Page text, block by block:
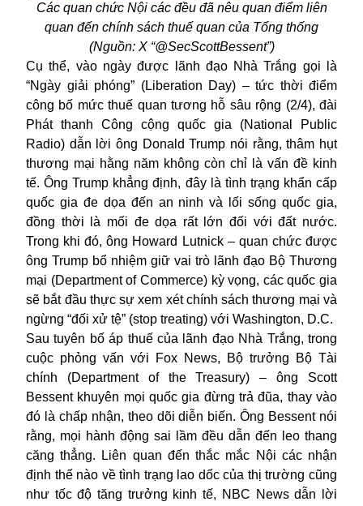
Các quan chức Nội các đều đã nêu quan điểm liên
quan đến chính sách thuế quan của Tổng thống
(Nguồn: X “@SecScottBessent”)
Cụ thể, vào ngày được lãnh đạo Nhà Trắng gọi là
“Ngày giải phóng” (Liberation Day) – tức thời điểm
công bố mức thuế quan tương hỗ sâu rộng (2/4), đài
Phát thanh Công cộng quốc gia (National Public
Radio) dẫn lời ông Donald Trump nói rằng, thâm hụt
thương mại hằng năm không còn chỉ là vấn đề kinh
tế. Ông Trump khẳng định, đây là tình trạng khẩn cấp
quốc gia đe dọa đến an ninh và lối sống quốc gia,
đồng thời là mối đe dọa rất lớn đối với đất nước.
Trong khi đó, ông Howard Lutnick – quan chức được
ông Trump bổ nhiệm giữ vai trò lãnh đạo Bộ Thương
mại (Department of Commerce) kỳ vọng, các quốc gia
sẽ bắt đầu thực sự xem xét chính sách thương mại và
ngừng “đối xử tệ” (stop treating) với Washington, D.C.
Sau tuyên bố áp thuế của lãnh đạo Nhà Trắng, trong
cuộc phỏng vấn với Fox News, Bộ trưởng Bộ Tài
chính (Department of the Treasury) – ông Scott
Bessent khuyên mọi quốc gia đừng trả đũa, thay vào
đó là chấp nhận, theo dõi diễn biến. Ông Bessent nói
rằng, mọi hành động sai lầm đều dẫn đến leo thang
căng thẳng. Liên quan đến thắc mắc Nội các nhận
định thế nào về tình trạng lao dốc của thị trường cũng
như tốc độ tăng trưởng kinh tế, NBC News dẫn lời